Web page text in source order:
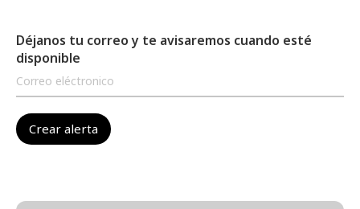
Déjanos tu correo y te avisaremos cuando esté
disponible